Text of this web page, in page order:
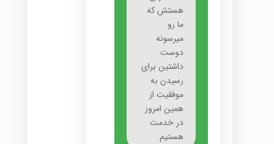
هستش که
ما رو
میرسونه
دوست
داشتین برای
رسیدن به
موفقیت از
همین امروز
در خدمت
هستیم.